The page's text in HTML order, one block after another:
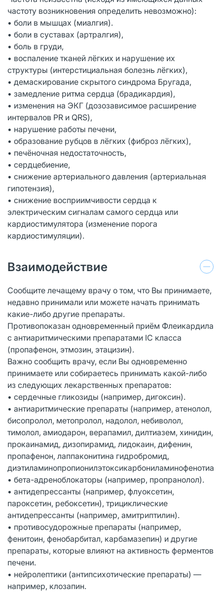
частоту возникновения определить невозможно):
• боли в мышцах (миалгия).
• боли в суставах (артралгия),
• боль в груди,
• воспаление тканей лёгких и нарушение их
структуры (интерстициальная болезнь лёгких),
• демаскирование скрытого синдрома Бругада,
• замедление ритма сердца (брадикардия),
• изменения на ЭКГ (дозозависимое расширение
интервалов PR и QRS),
• нарушение работы печени,
• образование рубцов в лёгких (фиброз лёгких),
• печёночная недостаточность,
• сердцебиение,
• снижение артериального давления (артериальная
гипотензия),
• снижение восприимчивости сердца к
электрическим сигналам самого сердца или
кардиостимулятора (изменение порога
кардиостимуляции).
Взаимодействие
Сообщите лечащему врачу о том, что Вы принимаете,
недавно принимали или можете начать принимать
какие-либо другие препараты.
Противопоказан одновременный приём Флеикардила
с антиаритмическими препаратами IС класса
(пропафенон, этмозин, этацизин).
Важно сообщить врачу, если Вы одновременно
принимаете или собираетесь принимать какой-либо
из следующих лекарственных препаратов:
• сердечные гликозиды (например, дигоксин).
• антиаритмические препараты (например, атенолол,
бисопролол, метопролол, надолол, небиволол,
тимолол, амиодарон, верапамил, дилтиазем, хинидин,
прокаинамид, дизопирамид, лидокаин, дифенин,
пропафенон, лаппаконитина гидробромид,
• бета-адреноблокаторы (например, пропранолол).
• антидепрессанты (например, флуоксетин,
пароксетин, ребоксетин), трициклические
антидепрессанты (например, амитриптилин).
• противосудорожные препараты (например,
фенитоин, фенобарбитал, карбамазепин) и другие
препараты, которые влияют на активность ферментов
печени.
• нейролептики (антипсихотические препараты) —
например, клозапин.